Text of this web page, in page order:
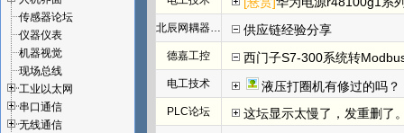
传感器论坛
仪器仪表
机器视觉
现场总线
工业以太网
串口通信
无线通信
北辰网耦器与分布式 I/O 一体机体 供应链经验分享
德嘉工控 西门子S7-300系统转
电工技术 液压打圈机有修过的吗？
PLC论坛 这坛显示太慢了，发重删了